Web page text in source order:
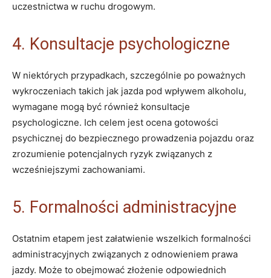
uczestnictwa w ruchu drogowym.
4. Konsultacje psychologiczne
W niektórych przypadkach, szczególnie po poważnych
wykroczeniach takich jak jazda pod wpływem alkoholu,
wymagane mogą być również konsultacje
psychologiczne. Ich celem jest ocena gotowości
psychicznej do bezpiecznego prowadzenia pojazdu oraz
zrozumienie potencjalnych ryzyk związanych z
wcześniejszymi zachowaniami.
5. Formalności administracyjne
Ostatnim etapem jest załatwienie wszelkich formalności
administracyjnych związanych z odnowieniem prawa
jazdy. Może to obejmować złożenie odpowiednich